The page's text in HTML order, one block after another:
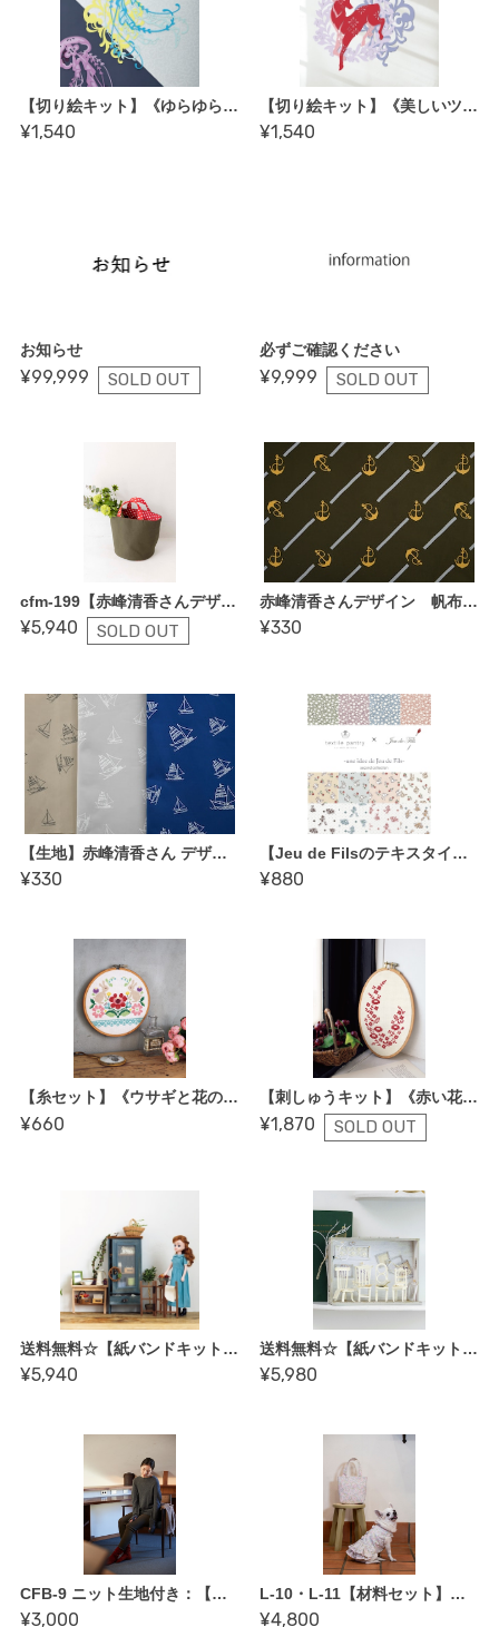
【切り絵キット】《ゆらゆら漂う クラゲ》 Design 祐琴/yuko（kit-0098)
¥1,540
【切り絵キット】《美しいツノのシカ》 Design 祐琴/yuko（kit-0099)
¥1,540
お知らせ
¥99,999 SOLD OUT
必ずご確認ください
¥9,999 SOLD OUT
cfm-199【赤峰清香さんデザイン・畳縁がポイントのバケツトート〜レシピ＆縫い代付き型紙付き】
¥5,940 SOLD OUT
赤峰清香さんデザイン 帆布【アンカーライン】
¥330
【生地】赤峰清香さん デザイン帆布〈Navy Blue Closet〉【オーシャン（ヨット）】綿厚織り79号
¥330
【Jeu de Filsのテキスタイル】2nd コレクション〈une idee de Jeu de Fils〉50cm~
¥880
【糸セット】《ウサギと花のカロチャ風フレーム》「刺しゅうの時間 vol.2」掲載／レシピ無し（kit-0079)
¥660
【刺しゅうキット】《赤い花の1色刺しゅう》「刺しゅうの時間 vol.2」掲載/レシピ無し（kit-0078)
¥1,870 SOLD OUT
送料無料☆【紙バンドキット】《ドールに合わせたシンボル雑貨》_「みんなの紙バンド雑貨vol.14」掲載(レシピなし)（kit-0026)
¥5,940
送料無料☆【紙バンドキット】《椅子のある風景》３シーンがまとめて作れる材料キット_「みんなの紙バンド雑貨vol.15」掲載(レシピなし)（kit-0069)
¥5,980
CFB-9 ニット生地付き：【レギンス by May Me 伊藤みちよ〜縫い代付き型紙】「作りながらマスターできる ロックミシン ソーイング BOOK」掲載作品
¥3,000
L-10・L-11【材料セット】ドッグドレス＆おさんぽトートセット／＜コットンフレンド 夏号掲載／Liberty Fabrics＆Me＞
¥4,800